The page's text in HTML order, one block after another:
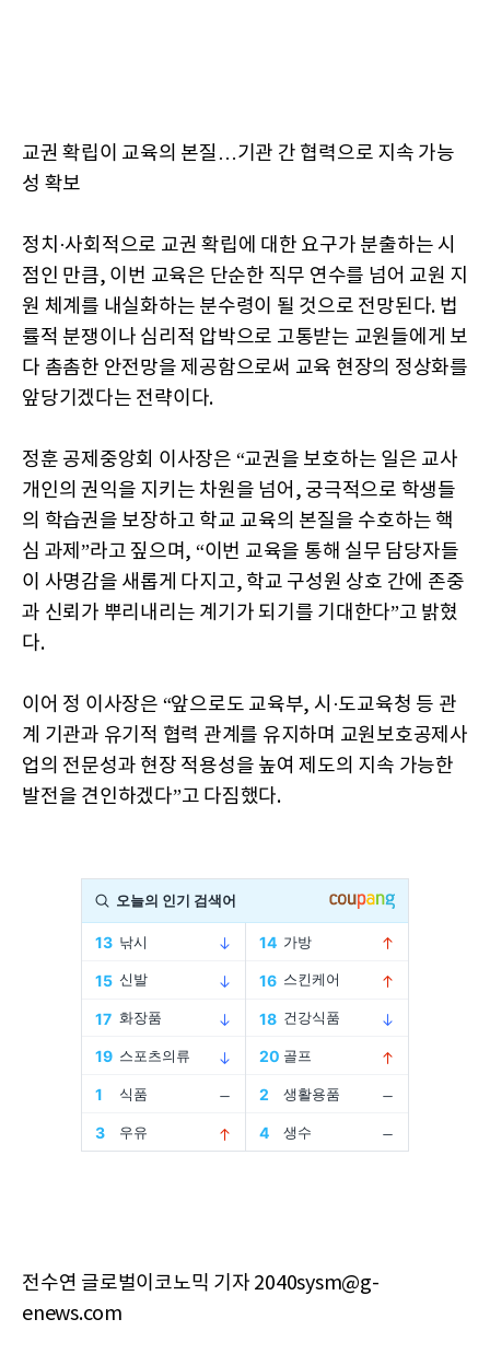
교권 확립이 교육의 본질…기관 간 협력으로 지속 가능
성 확보
정치·사회적으로 교권 확립에 대한 요구가 분출하는 시
점인 만큼, 이번 교육은 단순한 직무 연수를 넘어 교원 지
원 체계를 내실화하는 분수령이 될 것으로 전망된다. 법
률적 분쟁이나 심리적 압박으로 고통받는 교원들에게 보
다 촘촘한 안전망을 제공함으로써 교육 현장의 정상화를
앞당기겠다는 전략이다.
정훈 공제중앙회 이사장은 “교권을 보호하는 일은 교사
개인의 권익을 지키는 차원을 넘어, 궁극적으로 학생들
의 학습권을 보장하고 학교 교육의 본질을 수호하는 핵
심 과제”라고 짚으며, “이번 교육을 통해 실무 담당자들
이 사명감을 새롭게 다지고, 학교 구성원 상호 간에 존중
과 신뢰가 뿌리내리는 계기가 되기를 기대한다”고 밝혔
다.
이어 정 이사장은 “앞으로도 교육부, 시·도교육청 등 관
계 기관과 유기적 협력 관계를 유지하며 교원보호공제사
업의 전문성과 현장 적용성을 높여 제도의 지속 가능한
발전을 견인하겠다”고 다짐했다.
전수연 글로벌이코노믹 기자 2040sysm@g-
enews.com